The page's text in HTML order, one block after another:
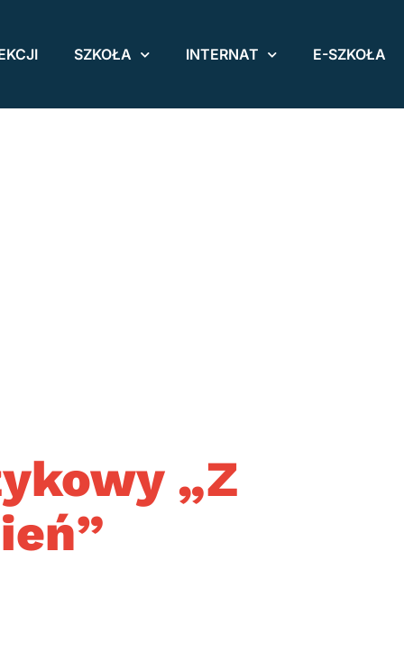
SZKOŁA INTERNAT E-SZKOŁA
„Z